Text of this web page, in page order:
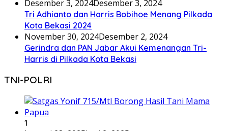
Desember 3, 2024Desember 3, 2024
Tri Adhianto dan Harris Bobihoe Menang Pilkada
Kota Bekasi 2024
November 30, 2024Desember 2, 2024
Gerindra dan PAN Jabar Akui Kemenangan Tri-
Harris di Pilkada Kota Bekasi
TNI-POLRI
1